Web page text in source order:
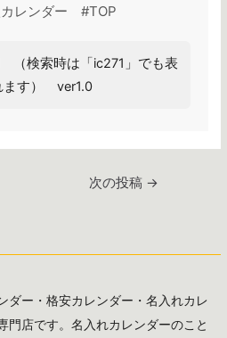
ダー・格安カレンダー・名入れカレ
門店です。名入れカレンダーのこと
レンダー #TOP
（検索時は「ic271」でも表
ます） ver1.0
次の投稿 →